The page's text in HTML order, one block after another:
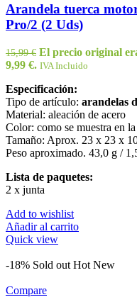
Arandela tuerca
Pro/2 (2 Uds)
15,99€ El precio original
9,99 €. IVA Incluido
Especificación:
Tipo de artículo: arandelas
Material: aleación de acero
Color: como se muestra en
Tamaño: Aprox. 23 x 23 x
Peso aproximado. 43,0 g /
Lista de paquetes:
2 x junta
Add to wishlist
Añadir al carrito
Quick view
-18% Sold out Hot New
Compare